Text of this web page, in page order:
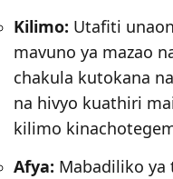
Kilimo: Utafiti
mavuno ya mazao
chakula kutokana
na hivyo kuathiri
kilimo
Afya: Mabadiliko ya